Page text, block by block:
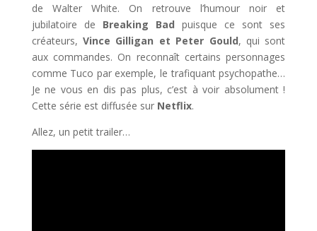
de Walter White. On retrouve l’humour noir et
jubilatoire de Breaking Bad puisque ce sont ses
créateurs,Vince Gilligan et Peter Gould, qui sont
aux commandes. On reconnaît certains personnages
comme Tuco par exemple, le trafiquant psychopathe…
Je ne vous en dis pas plus, c’est à voir absolument !
Cette série est diffusée surNetflix.
Allez, un petit trailer…